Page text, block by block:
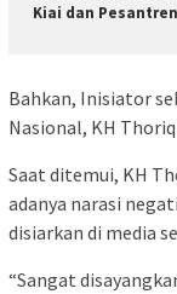
Kiai dan Pesantren
Bahkan, Inisiator
Nasional, KH
Saat ditemui, KH
adanya narasi
disiarkan di media
“Sangat